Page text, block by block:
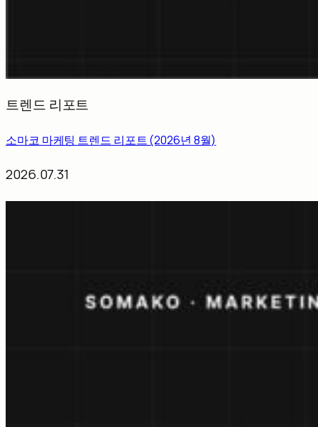
트렌드 리포트
소마코 마케팅 트렌드 리포트 (2026년 8월)
2026.07.31